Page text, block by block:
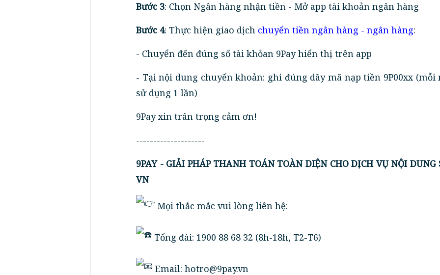
Bước 3: Chọn Ngân hàng nhận tiền - Mở app tài khoản ngân hàng
Bước 4: Thực hiện giao dịch chuyển tiền ngân hàng - ngân hàng:
- Chuyển đến đúng số tài khỏan 9Pay hiển thị trên app
- Tại nội dung chuyển khoản: ghi đúng dãy mã nạp tiền 9P00xx (mỗi
sử dụng 1 lần)
9Pay xin trân trọng cảm ơn!
--------------------
9PAY - GIẢI PHÁP THANH TOÁN TOÀN DIỆN CHO DỊCH VỤ NỘI DUNG
VN
Mọi thắc mắc vui lòng liên hệ:
Tổng đài: 1900 88 68 32 (8h-18h, T2-T6)
Email: hotro@9pay.vn